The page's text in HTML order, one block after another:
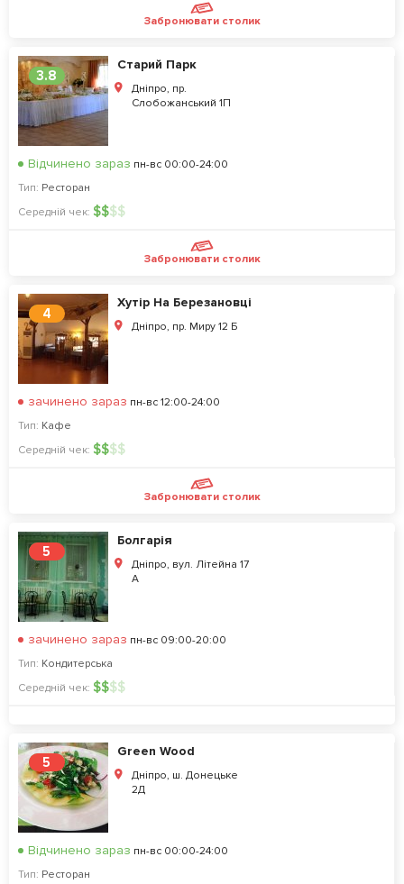
Забронювати столик
3.8
Старий Парк
Дніпро, пр.
Слобожанський 1П
Відчинено зараз пн-вс 00:00-24:00
Тип: Ресторан
Середній чек: $$$$
Забронювати столик
4
Хутір На Березановцi
Дніпро, пр. Миру 12 Б
зачинено зараз пн-вс 12:00-24:00
Тип: Кафе
Середній чек: $$$$
Забронювати столик
5
Болгарія
Дніпро, вул. Лiтейна 17
А
зачинено зараз пн-вс 09:00-20:00
Тип: Кондитерська
Середній чек: $$$$
5
Green Wood
Дніпро, ш. Донецьке
2Д
Відчинено зараз пн-вс 00:00-24:00
Тип: Ресторан